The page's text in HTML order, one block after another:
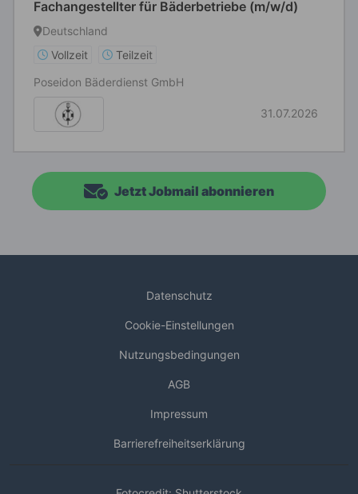
Fachangestellter für Bäderbetriebe (m/w/d)
Deutschland
Vollzeit
Teilzeit
Poseidon Bäderdienst GmbH
31.07.2026
Jetzt Jobmail abonnieren
Datenschutz
Cookie-Einstellungen
Nutzungsbedingungen
AGB
Impressum
Barrierefreiheitserklärung